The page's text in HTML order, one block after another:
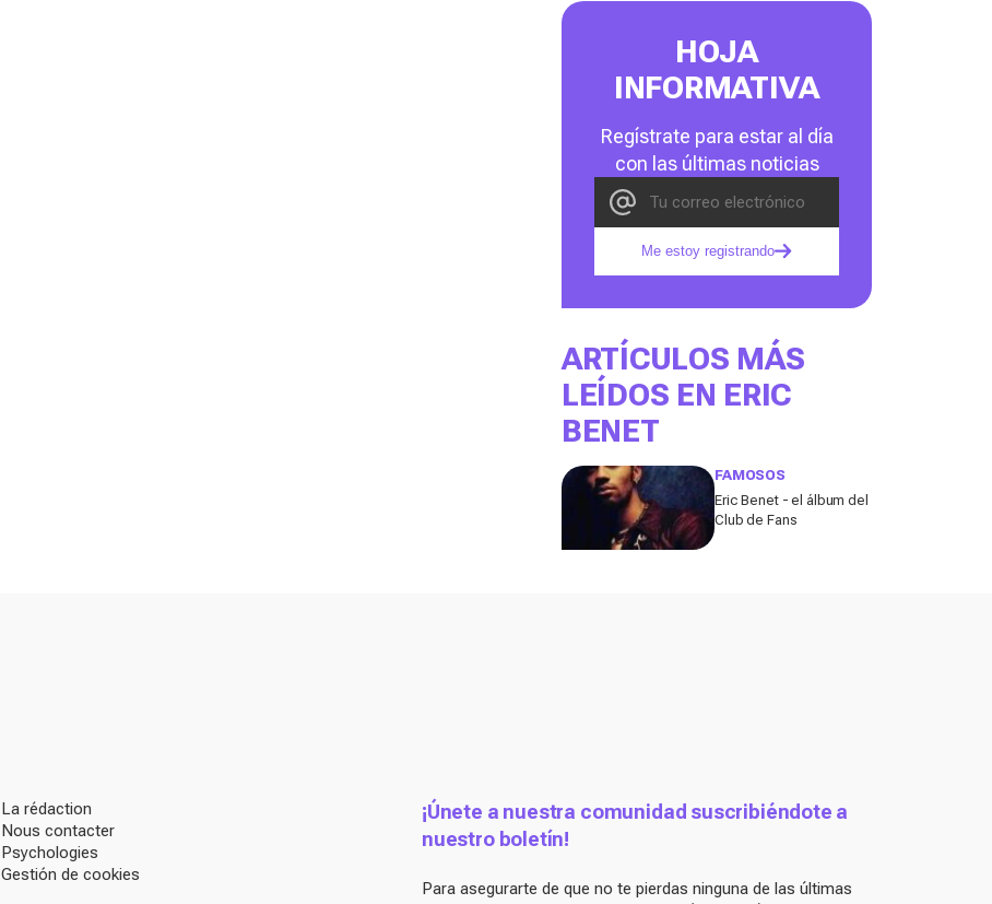
HOJA
INFORMATIVA
Regístrate para estar al día
con las últimas noticias
Me estoy registrando
ARTÍCULOS MÁS
LEÍDOS EN ERIC
BENET
FAMOSOS
Eric Benet - el álbum del
Club de Fans
La rédaction
Nous contacter
Psychologies
Gestión de cookies
¡Únete a nuestra comunidad suscribiéndote a
nuestro boletín!
Para asegurarte de que no te pierdas ninguna de las últimas